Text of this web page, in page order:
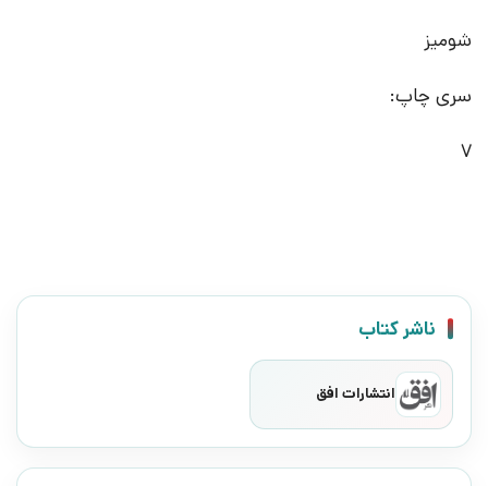
شومیز
سری چاپ:
7
ناشر کتاب
انتشارات افق